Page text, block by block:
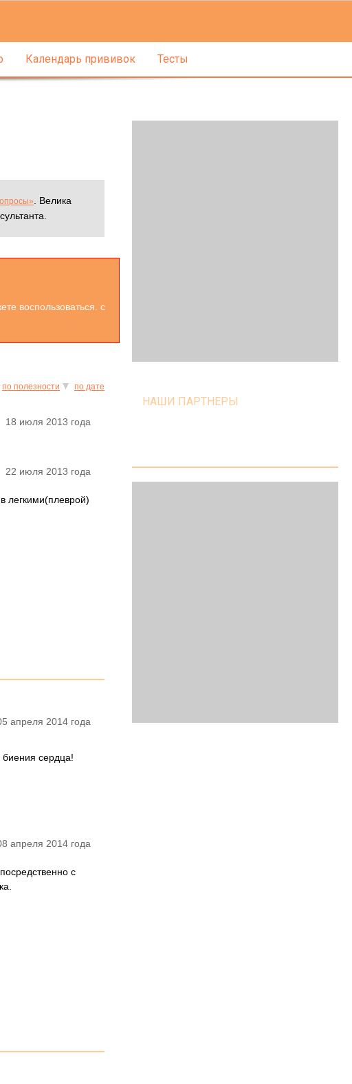
Календарь прививок Тесты
. Велика
воспользоваться. с
по полезности по дате
18 июля 2013 года
22 июля 2013 года
легкими(плеврой)
апреля 2014 года
биения сердца!
апреля 2014 года
с
НАШИ ПАРТНЕРЫ